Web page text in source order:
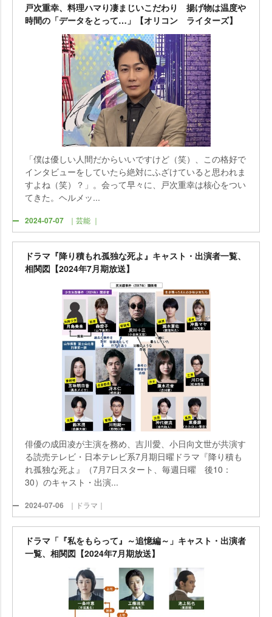
戸次重幸、料理ハマり凄まじいこだわり 揚げ物は温度
時間の「データをとって…」【オリコン ライターズ】
「僕は優しい人間だからいいですけど（笑）、この格好で
インタビューをしていたら絶対にふざけていると思われま
すよね（笑）？」。会って早々に、戸次重幸は核心をつい
てきた。ヘルメッ...
2024-07-07 ｜芸能 ｜
ドラマ『降り積もれ孤独な死よ』キャスト・出演者一覧、
相関図【2024年7月期放送】
俳優の成田凌が主演を務め、吉川愛、小日向文世が共演す
る読売テレビ・日本テレビ系7月期日曜ドラマ『降り積も
れ孤独な死よ』（7月7日スタート、毎週日曜 後10：
30）のキャスト・出演...
2024-07-06 ｜ドラマ｜
ドラマ「『私をもらって』～追憶編～」キャスト・出演者
一覧、相関図【2024年7月期放送】